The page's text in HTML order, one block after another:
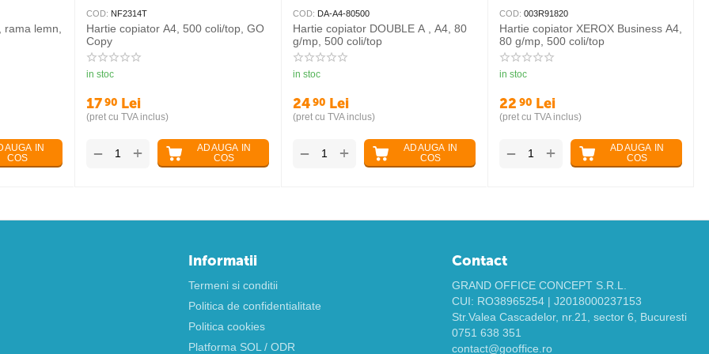
lemn,
IN
COS
COD: NF2314T
Hartie copiator A4, 500 coli/top, GO
Copy
in stoc
1790 Lei
(pret cu TVA inclus)
ADAUGA IN
COS
+
−
COD: DA-A4-80500
Hartie copiator DOUBLE A , A4, 80
g/mp, 500 coli/top
in stoc
2490 Lei
(pret cu TVA inclus)
ADAUGA IN
COS
+
−
COD: 003R91820
Hartie copiator XEROX Business A4,
80 g/mp, 500 coli/top
in stoc
22 90 Lei
(pret cu TVA inclus)
ADAUGA IN
COS
+
−
Informatii
Termeni si conditii
Politica de confidentialitate
Politica cookies
Platforma SOL / ODR
Contact
GRAND OFFICE CONCEPT S.R.L.
CUI: RO38965254 | J2018000237153
Str.Valea Cascadelor, nr.21, sector 6, Bucuresti
0751 638 351
contact@gooffice.ro